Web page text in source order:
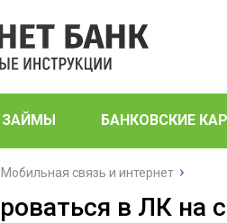
ЗАЙМЫ БАНКОВСКИЕ
Мобильная связь и интернет
в ЛК